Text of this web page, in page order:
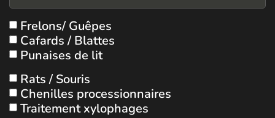
Frelons/ Guêpes
Cafards / Blattes
Punaises de lit
Rats / Souris
Chenilles processionnaires
Traitement xylophages